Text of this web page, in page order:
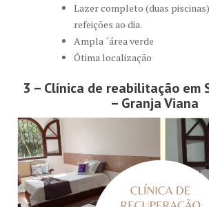
Lazer completo (duas
refeições ao dia.
Ampla ´área verde
Ótima localização
3 – Clínica de reabilitação em
– Granja Viana